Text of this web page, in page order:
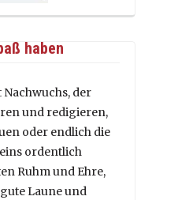
haben
der
und redigieren,
oder endlich die
ordentlich
Ruhm und Ehre,
Laune und